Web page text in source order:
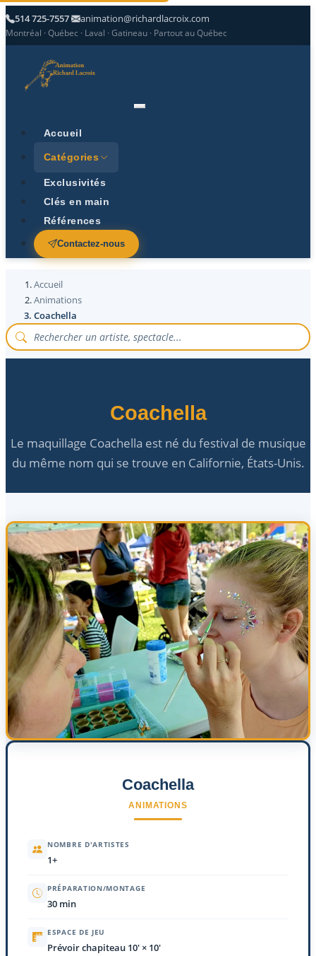
514 725-7557 animation@richardlacroix.com
Montréal · Québec · Laval · Gatineau · Partout au Québec
Accueil
Catégories
Exclusivités
Clés en main
Références
Contactez-nous
Accueil
Animations
Coachella
Coachella
Le maquillage Coachella est né du festival de musique
du même nom qui se trouve en Californie, États-Unis.
Coachella
ANIMATIONS
NOMBRE D'ARTISTES
1+
PRÉPARATION/MONTAGE
30 min
ESPACE DE JEU
Prévoir chapiteau 10' × 10'